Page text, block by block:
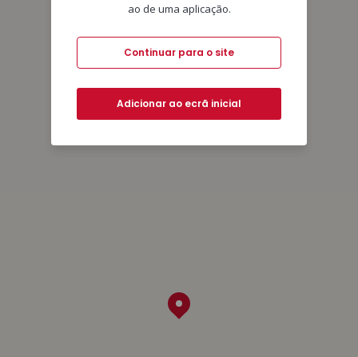
ao de uma aplicação.
Continuar para o site
Adicionar ao ecrã inicial